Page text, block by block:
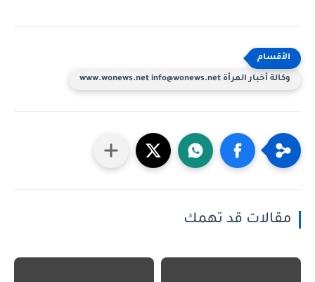
وكالة أخبار المرأة www.wonews.net info@wonews.net
مقالات قد تهمك